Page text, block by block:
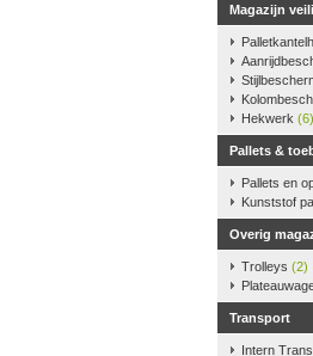
Magazijn
Hekwerk (6)
Pallets &
Pallets en
Kunststof
Overig
Trolleys (2)
Transport
Intern